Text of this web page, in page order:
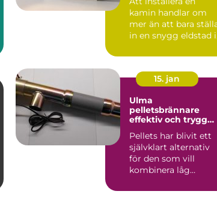
kamin handlar om
mer än att bara
in en snygg eldstad i
vä...
15. jan
Ulma
pelletsbrännare
effektiv och trygg
Pellets har blivit ett
självklart alternativ
för den som vill
kombinera låg
d med ...